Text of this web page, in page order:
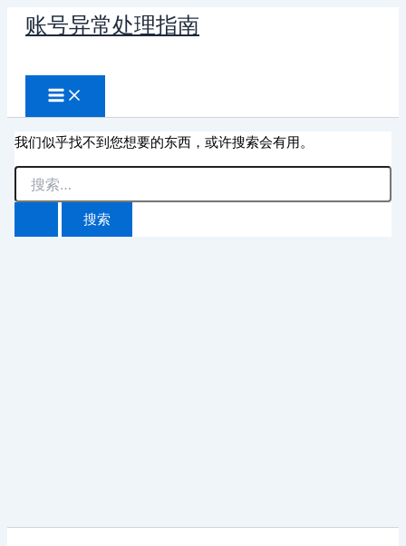
账号异常处理指南
索
我们似乎找不到您想要的东西，或许搜索会有用。
搜
索：